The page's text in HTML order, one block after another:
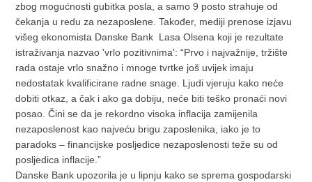
zbog mogućnosti gubitka posla, a samo 9 posto strahuje od
čekanja u redu za nezaposlene. Također, mediji prenose izjavu
višeg ekonomista Danske Bank Lasa Olsena koji je rezultate
istraživanja nazvao 'vrlo pozitivnima': “Prvo i najvažnije, tržište
rada ostaje vrlo snažno i mnoge tvrtke još uvijek imaju
nedostatak kvalificirane radne snage. Ljudi vjeruju kako neće
dobiti otkaz, a čak i ako ga dobiju, neće biti teško pronaći novi
posao. Čini se da je rekordno visoka inflacija zamijenila
nezaposlenost kao najveću brigu zaposlenika, iako je to
paradoks – financijske posljedice nezaposlenosti teže su od
posljedica inflacije.”
Danske Bank upozorila je u lipnju kako se sprema gospodarski